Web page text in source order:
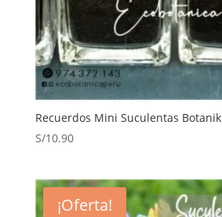
Recuerdos Mini Suculentas Botanik
S/10.90
¡Oferta!